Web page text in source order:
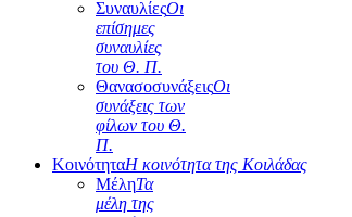
ΣυναυλίεςΟι
επίσημες
συναυλίες
του Θ. Π.
ΘανασοσυνάξειςΟι
συνάξεις των
φίλων του Θ.
Π.
ΚοινότηταΗ κοινότητα της Κοιλάδας
ΜέληΤα
μέλη της